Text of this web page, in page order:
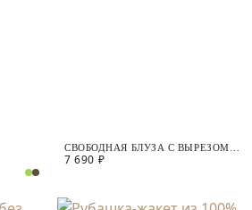
СВОБОДНАЯ БЛУЗА С ВЫРЕЗОМ
"ЛОДОЧКА"
7 690 ₽